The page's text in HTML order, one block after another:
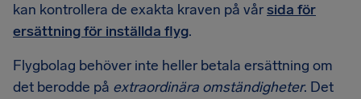
kan kontrollera de exakta kraven på vårsida för
ersättning för inställda flyg.
Flygbolag behöver inte heller betala ersättning om
det berodde på extraordinära omständigheter. Det